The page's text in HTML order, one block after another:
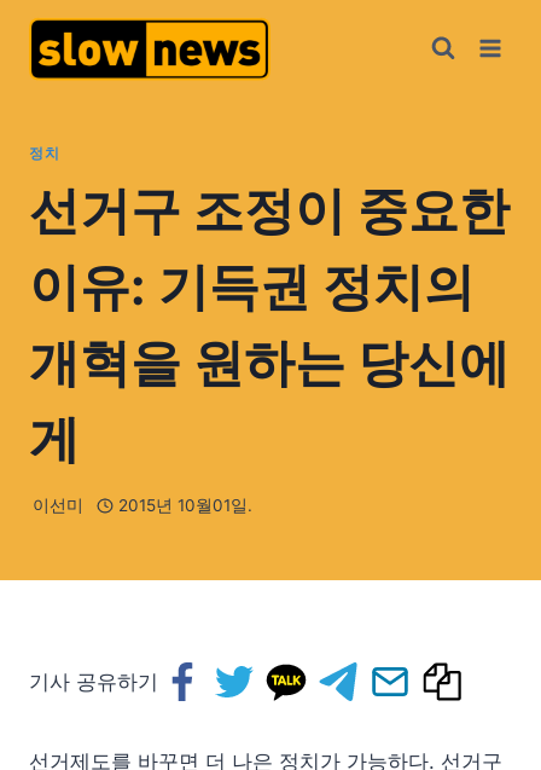
정치
선거구 조정이 중요한
이유: 기득권 정치의
개혁을 원하는 당신에
게
이선미 2015년 10월01일.
기사 공유하기
선거제도를 바꾸면 더 나은 정치가 가능하다. 선거구